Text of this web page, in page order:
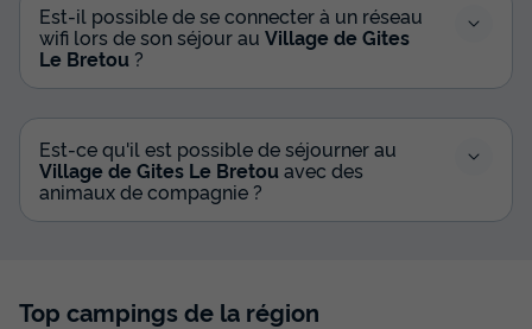
Est-il possible de se connecter à un réseau
wifi lors de son séjour au Village de Gites
Le Bretou ?
Est-ce qu'il est possible de séjourner au
Village de Gites Le Bretouavec des
animaux de compagnie ?
Top campings de la région